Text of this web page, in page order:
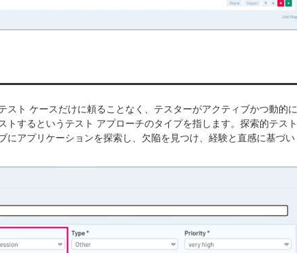
スト ケースだけに頼ることなく、テスターがアクティブかつ動的に
トするというテスト アプローチのタイプを指します。探索的テスト
にアプリケーションを探索し、欠陥を見つけ、経験と直感に基づい